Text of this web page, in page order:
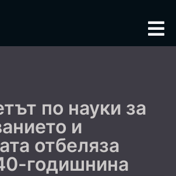
по науки за
и
отбеляза
годишнина